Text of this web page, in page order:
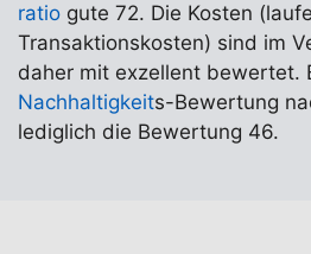
ratio gute 72. Die Kosten
Transaktionskosten) sind im
daher mit exzellent bewertet.
Nachhaltigkeits-Bewertung
lediglich die Bewertung 46.